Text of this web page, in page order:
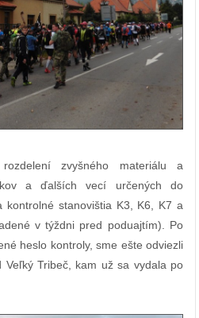
zvyšného materiálu a
a ďalších vecí určených do
kontrolné stanovištia K3, K6, K7 a
v týždni pred poduajtím). Po
heslo kontroly, sme ešte odviezli
Veľký Tribeč, kam už sa vydala po